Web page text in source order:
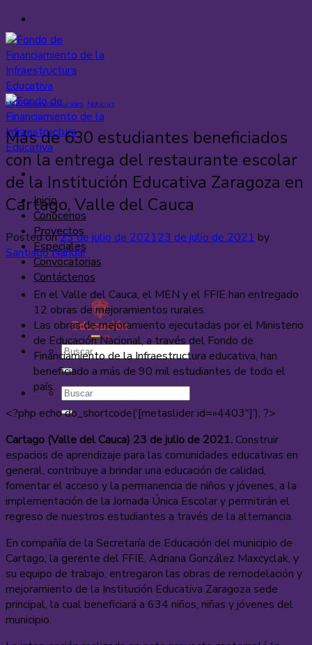
Saltar
al
contenido
Inicio
Conócenos
Proyectos
Especiales
Convocatorias
Contáctenos
Mejoramientos Rurales, Noticias
Más de 630 estudiantes beneficiados
con la entrega del restaurante escolar
de la Institución Educativa Zaragoza en
Cartago, Valle del Cauca
Posted on23 de julio de 202123 de julio de 2021 by
Santiago Nandar
En el Valle del Cauca, el MEN y el FFIE han entregado
12 obras de mejoramientos rurales.
Las obras de mejoramiento ejecutadas por el Ministerio
de Educación Nacional, a través del Fondo de
Financiamiento de la Infraestructura educativa, han
beneficiado a más de 90 mil estudiantes de todo el
país.
<?php echo do_shortcode(‘[metaslider id=»4403″]’); ?>
Cartago (Valle del Cauca) 23 de julio de 2021. Construir
espacios de aprendizaje para las comunidades educativas en
general, contribuye a brindar una educación de calidad,
fomentar el acceso y la permanencia de niños y jóvenes, a la
implementación de la Jornada Única Escolar y permitirán el
regreso de nuestros estudiantes a través de la alternancia.
En compañía de la Secretaría de Educación del municipio de
Cartago, la gerente del FFIE, Adriana González Maxcyclak, y
su equipo de trabajo, entregaron las obras de remodelación y
mejoramiento de la Institución Educativa Zaragoza sede
principal, la cual beneficiará a 634 niños, niñas y jóvenes del
municipio.